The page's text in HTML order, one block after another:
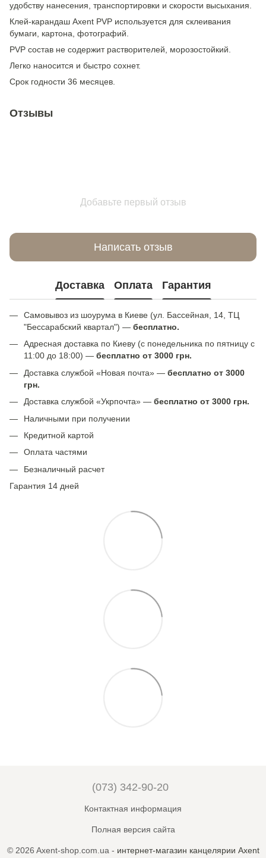
удобству нанесения, транспортировки и скорости высыхания.
Клей-карандаш Axent PVP используется для склеивания
бумаги, картона, фотографий.
PVP состав не содержит растворителей, морозостойкий.
Легко наносится и быстро сохнет.
Срок годности 36 месяцев.
Отзывы
Добавьте первый отзыв
Написать отзыв
Доставка Оплата Гарантия
Самовывоз из шоурума в Киеве (ул. Бассейная, 14, ТЦ
"Бессарабский квартал") — бесплатно.
Адресная доставка по Киеву (с понедельника по пятницу с
11:00 до 18:00) — бесплатно от 3000 грн.
Доставка службой «Новая почта» — бесплатно от 3000
грн.
Доставка службой «Укрпочта» — бесплатно от 3000 грн.
Наличными при получении
Кредитной картой
Оплата частями
Безналичный расчет
Гарантия 14 дней
(073) 342-90-20
Контактная информация
Полная версия сайта
© 2026 Axent-shop.com.ua - интернет-магазин канцелярии Axent